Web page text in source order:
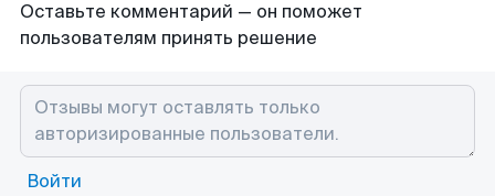
Оставьте комментарий — он поможет
пользователям принять решение
Войти